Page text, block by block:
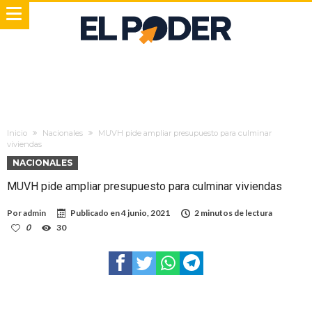
Inicio Nacionales
MUVH pide ampliar presupuesto para culminar
viviendas
NACIONALES
MUVH pide ampliar presupuesto para culminar viviendas
Poradmin Publicado en4 junio, 2021
2 minutos de lectura
0
30